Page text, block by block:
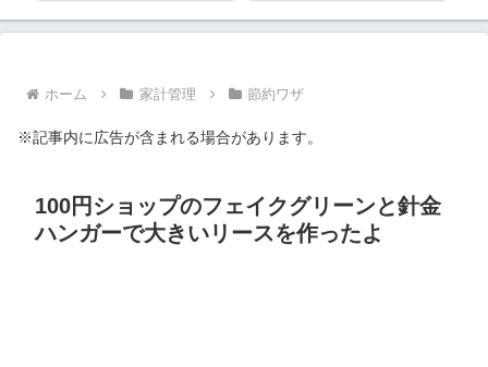
ホーム 家計管理 節約ワザ
※記事内に広告が含まれる場合があります。
100円ショップのフェイクグリーンと針金
ハンガーで大きいリースを作ったよ